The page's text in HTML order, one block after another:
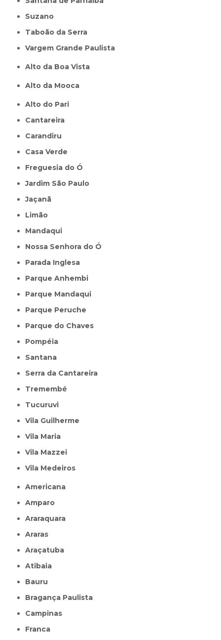
Suzano
Taboão da Serra
Vargem Grande Paulista
Alto da Boa Vista
Alto da Mooca
Alto do Pari
Cantareira
Carandiru
Casa Verde
Freguesia do Ó
Jardim São Paulo
Jaçanã
Limão
Mandaqui
Nossa Senhora do Ó
Parada Inglesa
Parque Anhembi
Parque Mandaqui
Parque Peruche
Parque do Chaves
Pompéia
Santana
Serra da Cantareira
Tremembé
Tucuruvi
Vila Guilherme
Vila Maria
Vila Mazzei
Vila Medeiros
Americana
Amparo
Araraquara
Araras
Araçatuba
Atibaia
Bauru
Bragança Paulista
Campinas
Franca